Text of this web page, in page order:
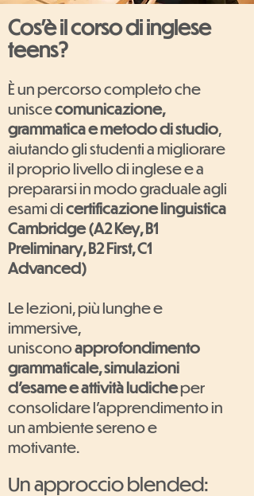
Cos'è il corso di inglese
teens?
È un percorso completo che
uniscecomunicazione,
grammatica e metodo di studio,
aiutando gli studenti a migliorare
il proprio livello di inglese e a
prepararsi in modo graduale agli
esami dicertificazione linguistica
Cambridge (A2 Key, B1
Preliminary, B2 First, C1
Advanced)
Le lezioni, più lunghe e
immersive,
unisconoapprofondimento
grammaticale, simulazioni
d'esame e attività ludicheper
consolidare l’apprendimento in
un ambiente sereno e
motivante.
Un approccio blended: